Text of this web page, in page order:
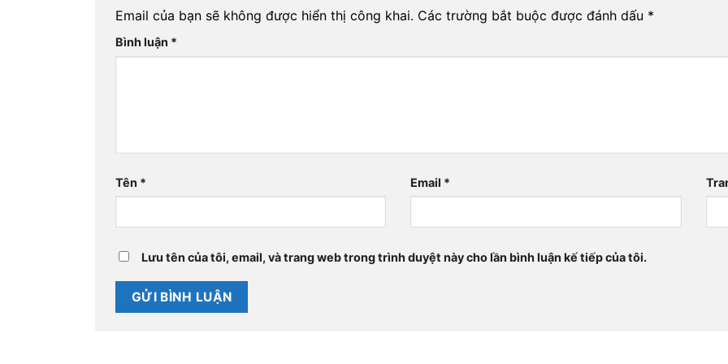
Email của bạn sẽ không được hiển thị công khai. Các trường bắt buộc được đánh dấu *
Bình luận *
Tên * Email *
Lưu tên của tôi, email, và trang web trong trình duyệt này cho lần bình luận kế tiếp của tôi.